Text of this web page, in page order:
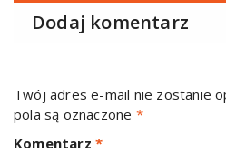
Dodaj komentarz
Twój adres e-mail nie zostanie
pola są oznaczone *
Komentarz *